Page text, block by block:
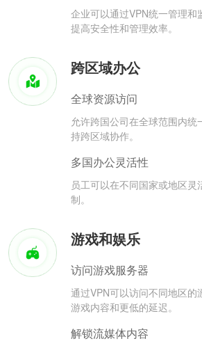
企业可以通过VPN统一管理和
提高安全性和管理效率。
跨区域办公
全球资源访问
允许跨国公司在全球范围内统
持跨区域协作。
多国办公灵活性
员工可以在不同国家或地区灵
制。
游戏和娱乐
访问游戏服务器
通过VPN可以访问不同地区的
游戏内容和更低的延迟。
解锁流媒体内容